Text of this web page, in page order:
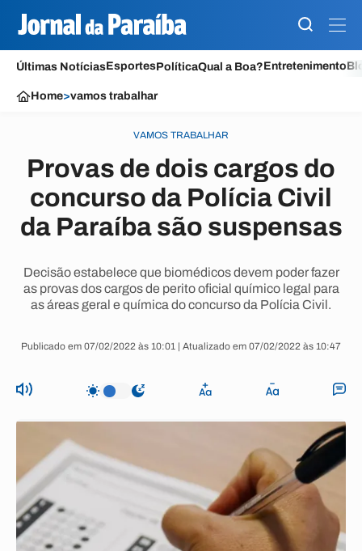
Últimas NotíciasEsportesPolíticaQual a Boa?Entretenimento
Home>vamos trabalhar
VAMOS TRABALHAR
Provas de dois cargos do
concurso da Polícia Civil
da Paraíba são suspensas
Decisão estabelece que biomédicos devem poder fazer
as provas dos cargos de perito oficial químico legal para
as áreas geral e química do concurso da Polícia Civil.
Publicado em 07/02/2022 às 10:01 | Atualizado em 07/02/2022 às 10:47